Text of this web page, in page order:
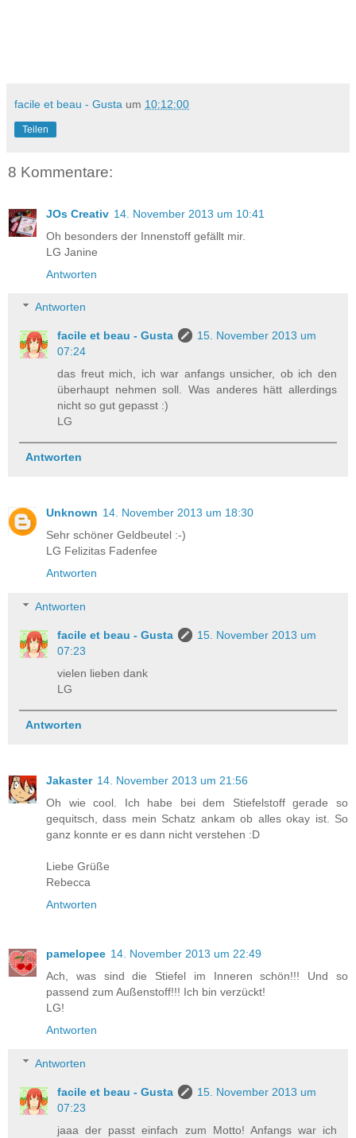
facile et beau - Gusta um 10:12:00
Teilen
8 Kommentare:
JOs Creativ 14. November 2013 um 10:41
Oh besonders der Innenstoff gefällt mir.
LG Janine
Antworten
Antworten
facile et beau - Gusta
15. November 2013 um
07:24
das freut mich, ich war anfangs unsicher, ob ich den
überhaupt nehmen soll. Was anderes hätt allerdings
nicht so gut gepasst :)
LG
Antworten
Unknown 14. November 2013 um 18:30
Sehr schöner Geldbeutel :-)
LG Felizitas Fadenfee
Antworten
Antworten
facile et beau - Gusta
15. November 2013 um
07:23
vielen lieben dank
LG
Antworten
Jakaster 14. November 2013 um 21:56
Oh wie cool. Ich habe bei dem Stiefelstoff gerade so
gequitsch, dass mein Schatz ankam ob alles okay ist. So
ganz konnte er es dann nicht verstehen :D
Liebe Grüße
Rebecca
Antworten
pamelopee 14. November 2013 um 22:49
Ach, was sind die Stiefel im Inneren schön!!! Und so
passend zum Außenstoff!!! Ich bin verzückt!
LG!
Antworten
Antworten
facile et beau - Gusta
15. November 2013 um
07:23
jaaa der passt einfach zum Motto! Anfangs war ich